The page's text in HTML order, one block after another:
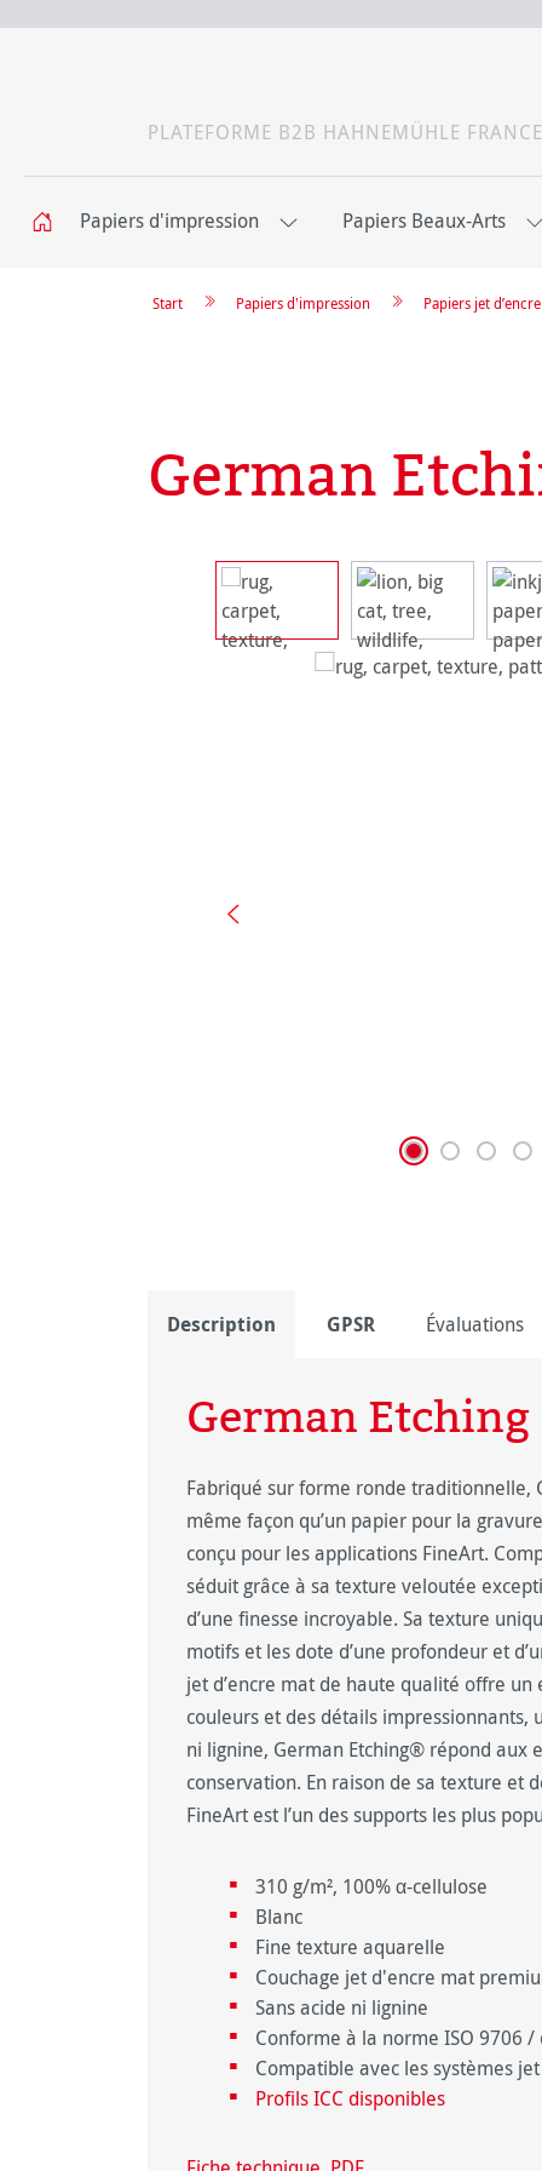
PLATEFORME B2B HAHNEMÜHLE FRANCE
Papiers d'impression Papiers Beaux-Arts
Papiers jet
Papiers d'impression
Start
German
Ignorer la galerie d'images
Description GPSR Évaluations
German Etching
Fabriqué sur forme ronde traditionnelle,
même façon qu’un papier pour la
conçu pour les applications FineArt.
séduit grâce à sa texture veloutée
d’une finesse incroyable. Sa texture
motifs et les dote d’une profondeur et
jet d’encre mat de haute qualité offre
couleurs et des détails impressionnants,
ni lignine, German Etching® répond aux
conservation. En raison de sa texture et
FineArt est l’un des supports les plus
310 g/m², 100% α-cellulose
Blanc
Fine texture aquarelle
Couchage jet d'encre mat
Sans acide ni lignine
Conforme à la norme ISO 9706
Compatible avec les systèmes
Profils ICC disponibles